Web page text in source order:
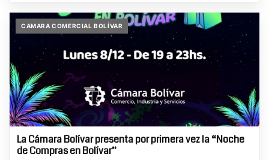
CAMARA COMERCIAL BOLÍVAR
La Cámara Bolívar presenta por primera vez la “Noche
de Compras en Bolívar”